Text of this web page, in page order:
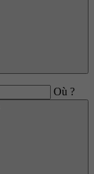
Où ?